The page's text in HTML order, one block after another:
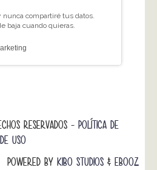
RESERVADOS - POLÍTICA DE
USO
POWERED BY KIBO STUDIOS & EBOOZ